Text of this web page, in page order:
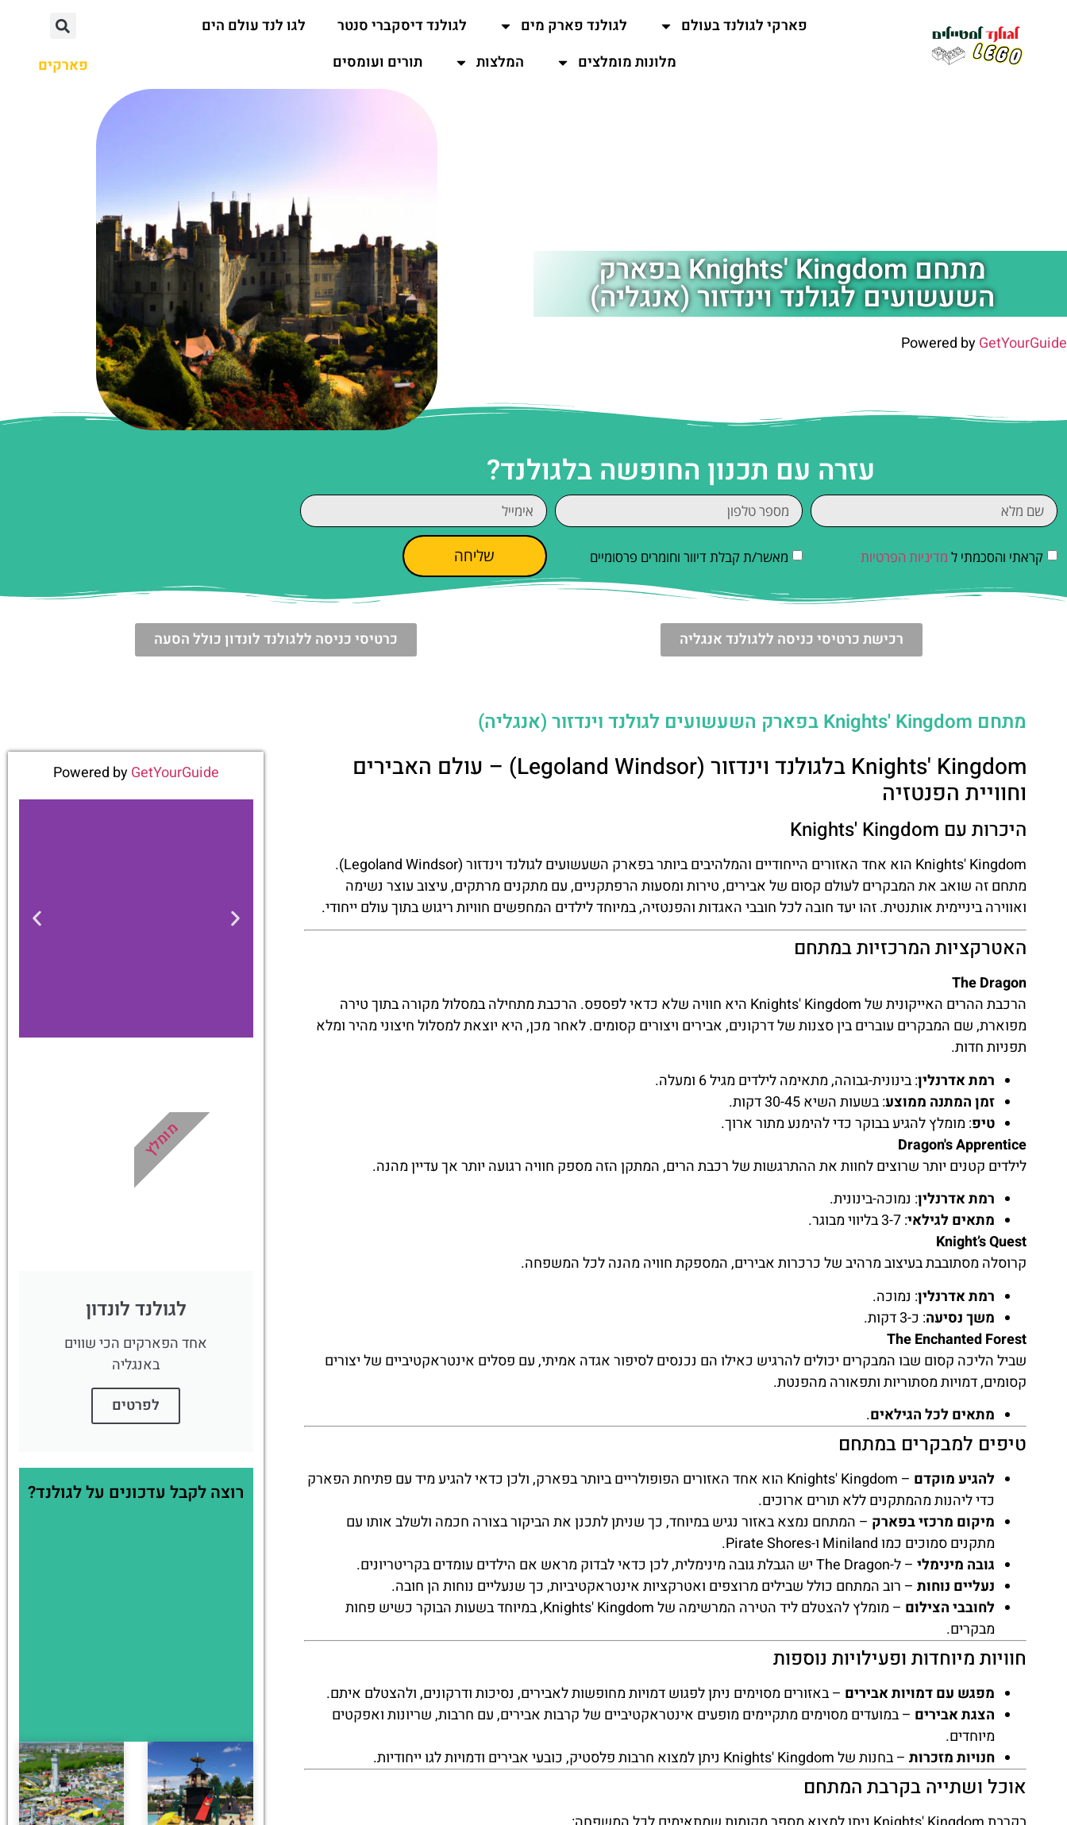
פארקי לגולנד בעולם לגולנד פארק מים לגולנד דיסקברי סנטר
לגו לנד עולם הים
מלונות מומלצים
המלצות תורים ועומסים פארקים
מתחם Knights' Kingdom בפארק
השעשועים לגולנד וינדזור (אנגליה)
Powered byGetYourGuide
עזרה עם תכנון החופשה בלגולנד?
קראתי והסכמתי ל מדיניות הפרטיות מאשר/ת קבלת דיוור וחומרים פרסומיים שליחה
רכישת כרטיסי כניסה ללגולנד אנגליה כרטיסי כניסה ללגולנד לונדון כולל הסעה
מתחם Knights' Kingdom בפארק השעשועים לגולנד וינדזור (אנגליה)
Knights' Kingdom בלגולנד וינדזור (Legoland Windsor) – עולם האבירים
וחוויית הפנטזיה
היכרות עם Knights' Kingdom
Knights' Kingdom הוא אחד האזורים הייחודיים והמלהיבים ביותר בפארק השעשועים לגולנד וינדזור (Legoland Windsor).
מתחם זה שואב את המבקרים לעולם קסום של אבירים, טירות ומסעות הרפתקניים, עם מתקנים מרתקים, עיצוב עוצר נשימה
ואווירה ביניימית אותנטית. זהו יעד חובה לכל חובבי האגדות והפנטזיה, במיוחד לילדים המחפשים חוויות ריגוש בתוך עולם ייחודי.
האטרקציות המרכזיות במתחם
The Dragon
הרכבת ההרים האייקונית של Knights' Kingdom היא חוויה שלא כדאי לפספס. הרכבת מתחילה במסלול מקורה בתוך טירה
מפוארת, שם המבקרים עוברים בין סצנות של דרקונים, אבירים ויצורים קסומים. לאחר מכן, היא יוצאת למסלול חיצוני מהיר ומלא
תפניות חדות.
רמת אדרנלין: בינונית-גבוהה, מתאימה לילדים מגיל 6 ומעלה.
זמן המתנה ממוצע: בשעות השיא 30-45 דקות.
טיפ: מומלץ להגיע בבוקר כדי להימנע מתור ארוך.
Dragon's Apprentice
לילדים קטנים יותר שרוצים לחוות את ההתרגשות של רכבת הרים, המתקן הזה מספק חוויה רגועה יותר אך עדיין מהנה.
רמת אדרנלין: נמוכה-בינונית.
מתאים לגילאי: 3-7 בליווי מבוגר.
Knight’s Quest
קרוסלה מסתובבת בעיצוב מרהיב של כרכרות אבירים, המספקת חוויה מהנה לכל המשפחה.
רמת אדרנלין: נמוכה.
משך נסיעה: כ-3 דקות.
The Enchanted Forest
שביל הליכה קסום שבו המבקרים יכולים להרגיש כאילו הם נכנסים לסיפור אגדה אמיתי, עם פסלים אינטראקטיביים של יצורים
קסומים, דמויות מסתוריות ותפאורה מהפנטת.
מתאים לכל הגילאים.
טיפים למבקרים במתחם
להגיע מוקדם
– Knights' Kingdom הוא אחד האזורים הפופולריים ביותר בפארק, ולכן כדאי להגיע מיד עם פתיחת הפארק
כדי ליהנות מהמתקנים ללא תורים ארוכים.
מיקום מרכזי בפארק – המתחם נמצא באזור נגיש במיוחד, כך שניתן לתכנן את הביקור בצורה חכמה ולשלב אותו עם
מתקנים סמוכים כמו Miniland ו-Pirate Shores.
גובה מינימלי– ל-The Dragon יש הגבלת גובה מינימלית, לכן כדאי לבדוק מראש אם הילדים עומדים בקריטריונים.
נעליים נוחות– רוב המתחם כולל שבילים מרוצפים ואטרקציות אינטראקטיביות, כך שנעליים נוחות הן חובה.
לחובבי הצילום
– מומלץ להצטלם ליד הטירה המרשימה של Knights' Kingdom, במיוחד בשעות הבוקר כשיש פחות
מבקרים.
חוויות מיוחדות ופעילויות נוספות
מפגש עם דמויות אבירים – באזורים מסוימים ניתן לפגוש דמויות מחופשות לאבירים, נסיכות ודרקונים, ולהצטלם איתם.
הצגת אבירים – במועדים מסוימים מתקיימים מופעים אינטראקטיביים של קרבות אבירים, עם חרבות, שריונות ואפקטים
מיוחדים.
חנויות מזכרות– בחנות של Knights' Kingdom ניתן למצוא חרבות פלסטיק, כובעי אבירים ודמויות לגו ייחודיות.
אוכל ושתייה בקרבת המתחם
Powered byGetYourGuide
מציאת
טיסה זולה?
לחצו
לגולנד לונדון
אחד הפארקים הכי שווים
באנגליה
לפרטים
מומלץ
רוצה לקבל עדכונים על לגולנד?